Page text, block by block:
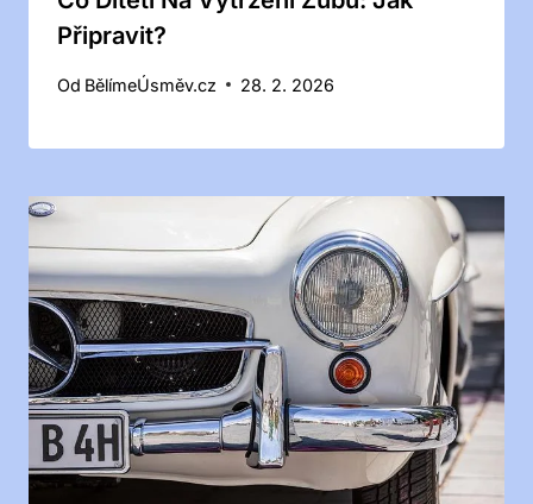
Připravit?
Od BělímeÚsměv.cz 28. 2. 2026